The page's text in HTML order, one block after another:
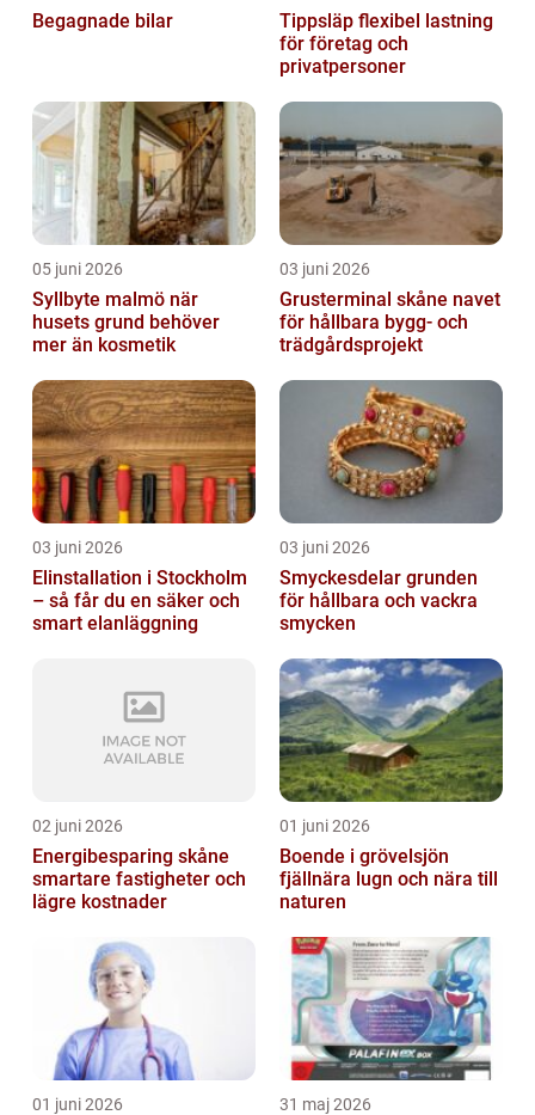
Begagnade bilar
Tippsläp flexibel lastning
för företag och
privatpersoner
05 juni 2026
Syllbyte malmö när
husets grund behöver
mer än kosmetik
03 juni 2026
Grusterminal skåne navet
för hållbara bygg- och
trädgårdsprojekt
03 juni 2026
Elinstallation i Stockholm
– så får du en säker och
smart elanläggning
03 juni 2026
Smyckesdelar grunden
för hållbara och vackra
smycken
02 juni 2026
Energibesparing skåne
smartare fastigheter och
lägre kostnader
01 juni 2026
Boende i grövelsjön
fjällnära lugn och nära till
naturen
01 juni 2026 31 maj 2026